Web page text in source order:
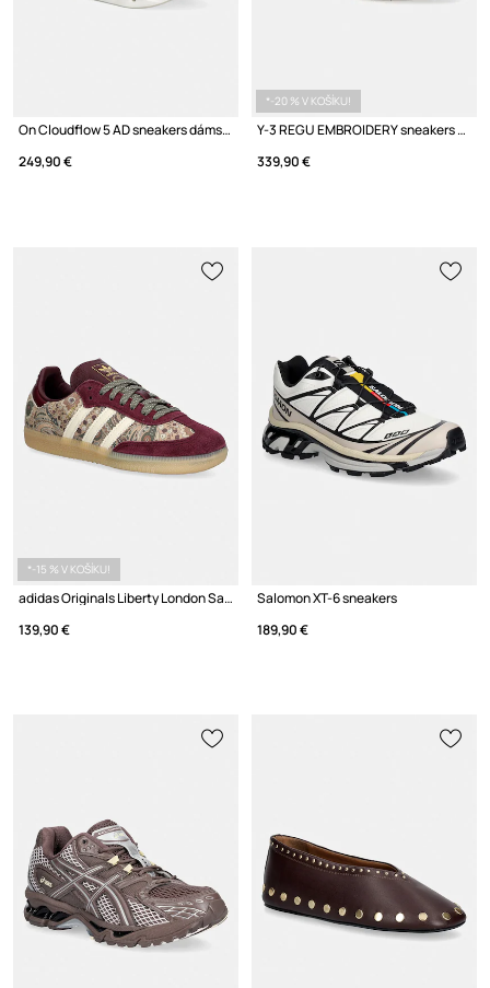
On Cloudflow 5 AD sneakers dámske
249,90 €
*-20 % V KOŠÍKU!
Y-3 REGU EMBROIDERY sneakers kožené
339,90 €
*-15 % V KOŠÍKU!
adidas Originals Liberty London Samba Og sneakers dámske
139,90 €
Salomon XT-6 sneakers
189,90 €